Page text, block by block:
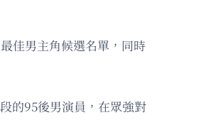
佳男主角候選名單，同時
的95後男演員，在眾強對